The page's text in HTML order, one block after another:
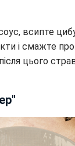
всипте
і смажте
цього